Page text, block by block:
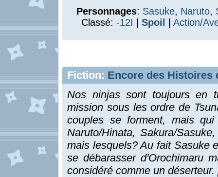
Personnages: Sasuke, Naruto,
Classé: -12I Spoil Action/
Fiction: Encore des Histoires
Nos ninjas sont toujours en
mission sous les ordre de
couples se forment, mais
Naruto/Hinata, Sakura/
mais lesquels? Au fait Sasuke
se débarasser d'Orochimaru
considéré comme un déserteur.